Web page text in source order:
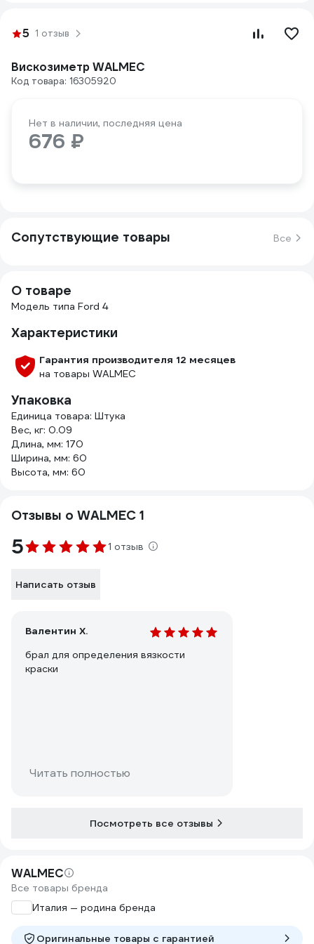
5 1 отзыв
Вискозиметр WALMEC
Код товара: 16305920
Нет в наличии, последняя цена
676 ₽
Сопутствующие товары Все
О товаре
Модель типа Ford 4
Характеристики
Гарантия производителя 12 месяцев
на товары WALMEC
Упаковка
Единица товара: Штука
Вес, кг: 0.09
Длина, мм: 170
Ширина, мм: 60
Высота, мм: 60
Отзывы о WALMEC 1
5 1 отзыв
Написать отзыв
Валентин Х.
брал для определения вязкости
краски
Читать полностью
Посмотреть все отзывы
WALMEC
Все товары бренда
Италия — родина бренда
Оригинальные товары c гарантией